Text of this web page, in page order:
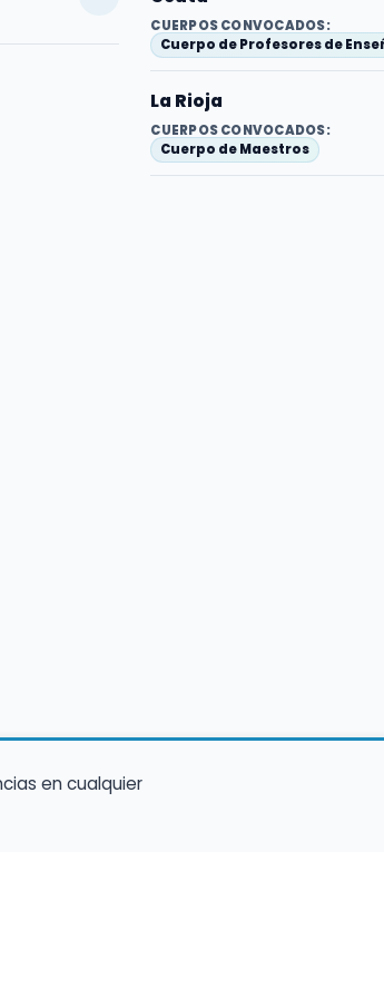
CUERPOS CONVOCADOS:
Cuerpo de Profesores de
La Rioja
CUERPOS CONVOCADOS:
Cuerpo de Maestros
en cualquier